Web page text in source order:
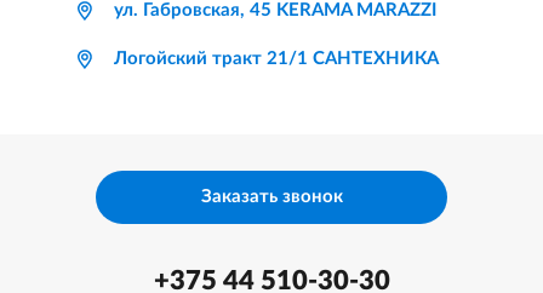
ул. Габровская, 45 KERAMA MARAZZI
Логойский тракт 21/1 САНТЕХНИКА
+375 44 510-30-30
Заказать звонок